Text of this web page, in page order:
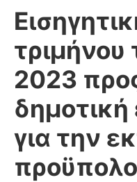
τριμήνου
2023
δημοτική
για την